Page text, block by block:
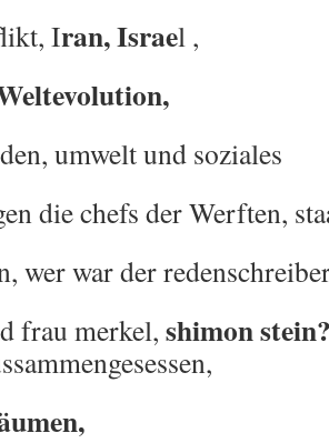
Iran, Israel ,
eltevolution,
umwelt und soziales
die chefs der Werften,
wer war der
frau merkel, shimon